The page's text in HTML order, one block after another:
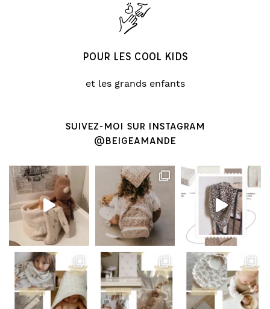
POUR LES COOL KIDS
et les grands enfants
SUIVEZ-MOI SUR INSTAGRAM
@BEIGEAMANDE